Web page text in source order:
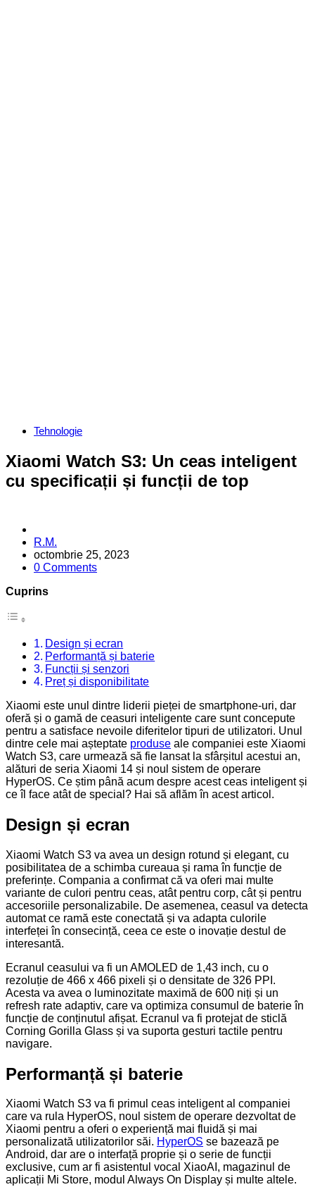
Categories
Tehnologie
Xiaomi Watch S3: Un ceas inteligent
cu specificații și funcții de top
Posted
by
R.M.
octombrie 25, 2023
0 Comments
Cuprins
Design și ecran
Performanță și baterie
Funcții și senzori
Preț și disponibilitate
Xiaomi este unul dintre liderii pieței de smartphone-uri, dar
oferă și o gamă de ceasuri inteligente care sunt concepute
pentru a satisface nevoile diferitelor tipuri de utilizatori. Unul
dintre cele mai așteptate produse ale companiei este Xiaomi
Watch S3, care urmează să fie lansat la sfârșitul acestui an,
alături de seria Xiaomi 14 și noul sistem de operare
HyperOS. Ce știm până acum despre acest ceas inteligent și
ce îl face atât de special? Hai să aflăm în acest articol.
Design și ecran
Xiaomi Watch S3 va avea un design rotund și elegant, cu
posibilitatea de a schimba cureaua și rama în funcție de
preferințe. Compania a confirmat că va oferi mai multe
variante de culori pentru ceas, atât pentru corp, cât și pentru
accesoriile personalizabile. De asemenea, ceasul va detecta
automat ce ramă este conectată și va adapta culorile
interfeței în consecință, ceea ce este o inovație destul de
interesantă.
Ecranul ceasului va fi un AMOLED de 1,43 inch, cu o
rezoluție de 466 x 466 pixeli și o densitate de 326 PPI.
Acesta va avea o luminozitate maximă de 600 niți și un
refresh rate adaptiv, care va optimiza consumul de baterie în
funcție de conținutul afișat. Ecranul va fi protejat de sticlă
Corning Gorilla Glass și va suporta gesturi tactile pentru
navigare.
Performanță și baterie
Xiaomi Watch S3 va fi primul ceas inteligent al companiei
care va rula HyperOS, noul sistem de operare dezvoltat de
Xiaomi pentru a oferi o experiență mai fluidă și mai
personalizată utilizatorilor săi. HyperOS se bazează pe
Android, dar are o interfață proprie și o serie de funcții
exclusive, cum ar fi asistentul vocal XiaoAI, magazinul de
aplicații Mi Store, modul Always On Display și multe altele.